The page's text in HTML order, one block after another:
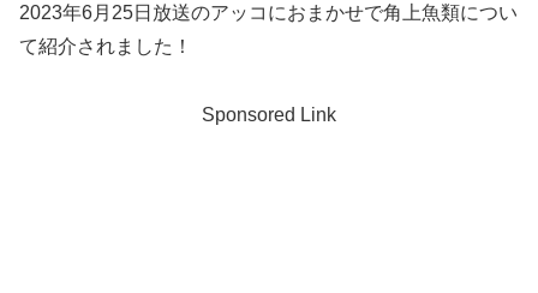
2023年6月25日放送のアッコにおまかせで角上魚類につい
て紹介されました！
Sponsored Link